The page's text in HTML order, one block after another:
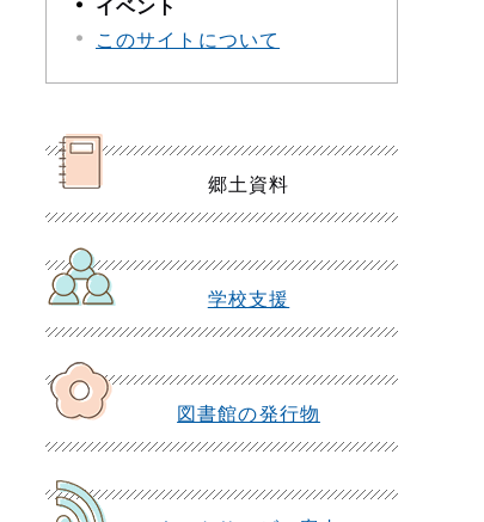
イベント
このサイトについて
郷土資料
学校支援
図書館の発行物